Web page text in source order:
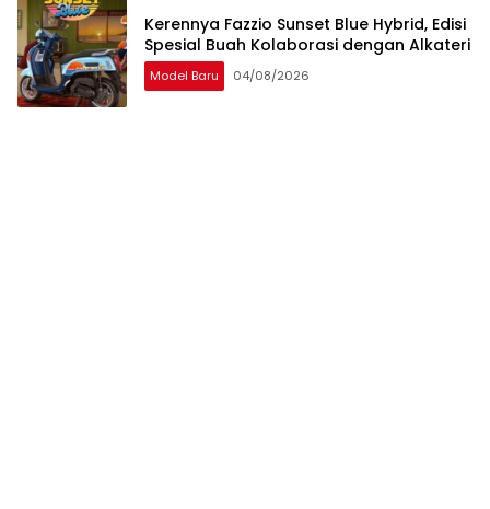
Kerennya Fazzio Sunset Blue Hybrid, Edisi
Spesial Buah Kolaborasi dengan Alkateri
Model Baru 04/08/2026